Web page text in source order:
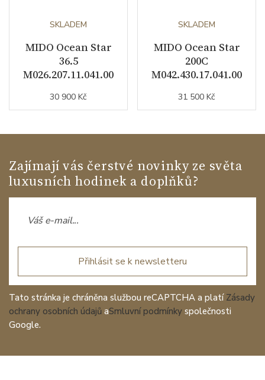
SKLADEM
MIDO Ocean Star
36.5
M026.207.11.041.00
30 900 Kč
SKLADEM
MIDO Ocean Star
200C
M042.430.17.041.00
31 500 Kč
Zajímají vás čerstvé novinky ze světa
luxusních hodinek a doplňků?
Přihlásit se k newsletteru
Tato stránka je chráněna službou reCAPTCHA a platí Zásady
ochrany osobních údajů aSmluvní podmínky společnosti
Google.